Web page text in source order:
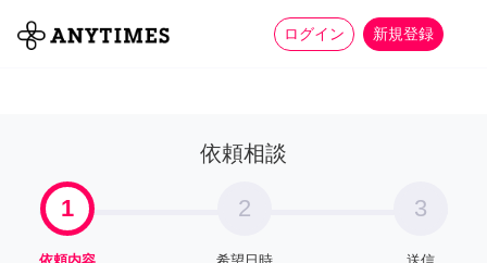
ログイン 新規登録
全て 家事 more_horiz
依頼相談
1 2 3